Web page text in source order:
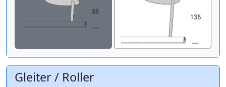
Gleiter / Roller